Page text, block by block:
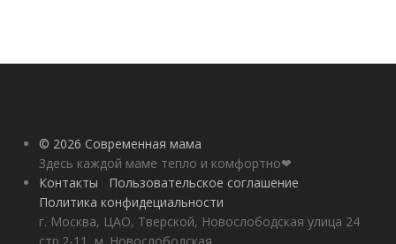
© 2026 Современная мама
Здесь каждой маме тепло и комфортно❤
Контакты
Пользовательское соглашение
Политика конфидециальности
г. Москва, ЦАО, Тверской, Новослободская улица 24